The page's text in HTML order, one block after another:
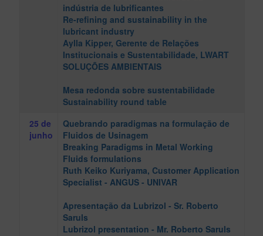
indústria de lubrificantes
Re-refining and sustainability in the
lubricant industry
Aylla Kipper, Gerente de Relações
Institucionais e Sustentabilidade, LWART
SOLUÇÕES AMBIENTAIS
Mesa redonda sobre sustentabilidade
Sustainability round table
25 de
junho
Quebrando paradigmas na formulação de
Fluidos de Usinagem
Breaking Paradigms in Metal Working
Fluids formulations
Ruth Keiko Kuriyama, Customer Application
Specialist - ANGUS - UNIVAR
Apresentação da Lubrizol - Sr. Roberto
Saruls
Lubrizol presentation - Mr. Roberto Saruls